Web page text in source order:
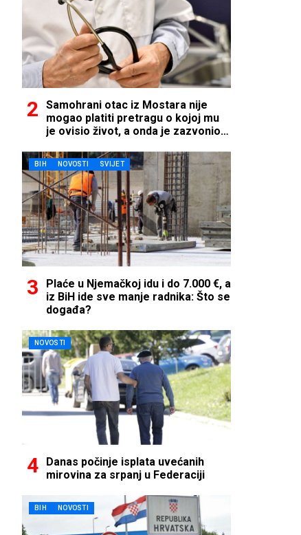
Samohrani otac iz Mostara nije
mogao platiti pretragu o kojoj mu
je ovisio život, a onda je zazvonio
BIH NOVOSTI SVIJET
Plaće u Njemačkoj idu i do 7.000 €, a
iz BiH ide sve manje radnika: Što se
događa?
NOVOSTI
Danas počinje isplata uvećanih
mirovina za srpanj u Federaciji
BIH NOVOSTI